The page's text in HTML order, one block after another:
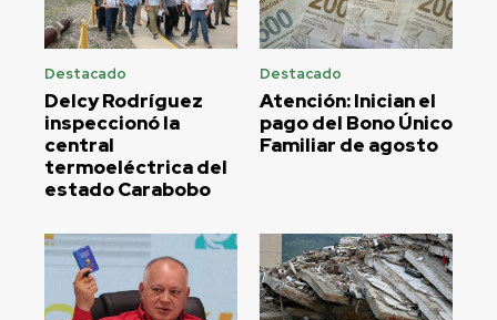
Destacado
Delcy Rodríguez
inspeccionó la
central
termoeléctrica del
estado Carabobo
Destacado
Atención: Inician el
pago del Bono Único
Familiar de agosto